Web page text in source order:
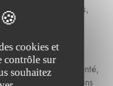
Denis-Dupuis,
à Écouen.
volontiers à un
vérité peu documenté,
les noms d’artisans
cookies et
contrôle sur
souhaitez